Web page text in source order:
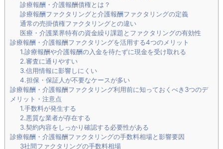
診療報酬・介護報酬債権とは？
診療報酬ファクタリングと介護報酬ファクタリングの定義
通常の売掛債権ファクタリングとの違い
医療・介護業界特有の資金繰り課題とファクタリングの有効性
診療報酬・介護報酬ファクタリングを活用する4つのメリット
1.診療報酬や介護報酬の入金を待たずに現金を受け取れる
2.審査に通りやすい
3.信用情報に影響しにくい
4.担保・保証人が不要なケースが多い
診療報酬・介護報酬ファクタリング利用前に知っておくべき3つのデ
メリット・注意点
1.手数料が発生する
2.悪質な業者が存在する
3.契約内容をしっかり確認する必要性がある
診療報酬・介護報酬ファクタリングの手数料相場と影響要因
3社間ファクタリングの手数料相場